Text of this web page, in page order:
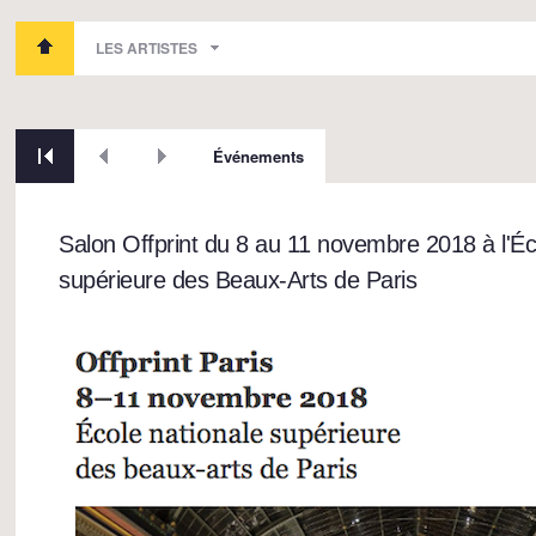
LES ARTISTES
Événements
Salon Offprint du 8 au 11 novembre 2018 à
supérieure des Beaux-Arts de Paris